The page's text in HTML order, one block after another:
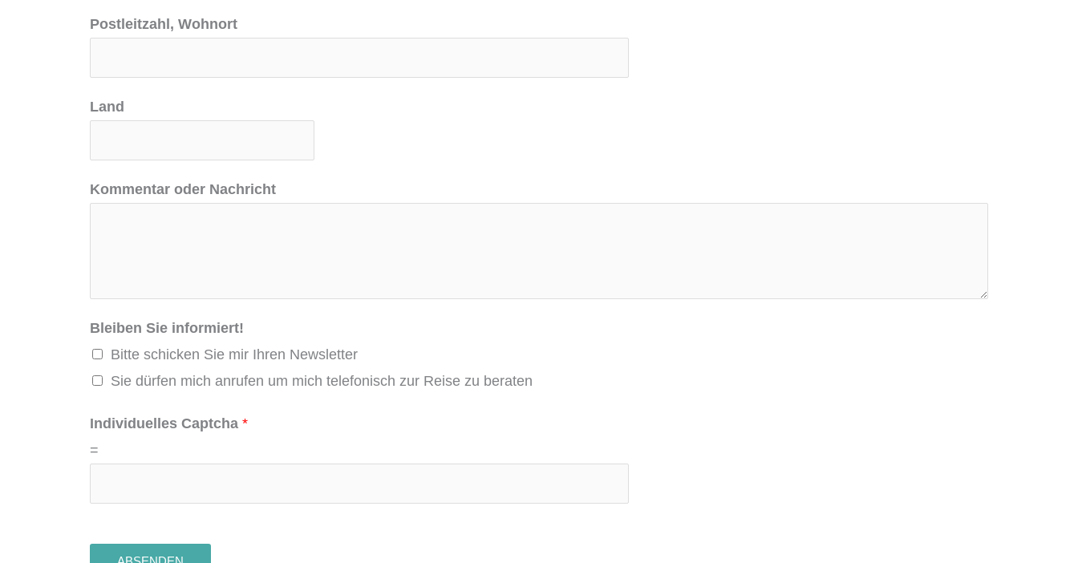
Postleitzahl, Wohnort
Land
K
o
b
e
Kommentar oder Nachricht
Bleiben Sie informiert!
Bitte schicken Sie mir Ihren Newsletter
Sie dürfen mich anrufen um mich telefonisch zur Reise zu beraten
Individuelles Captcha *
=